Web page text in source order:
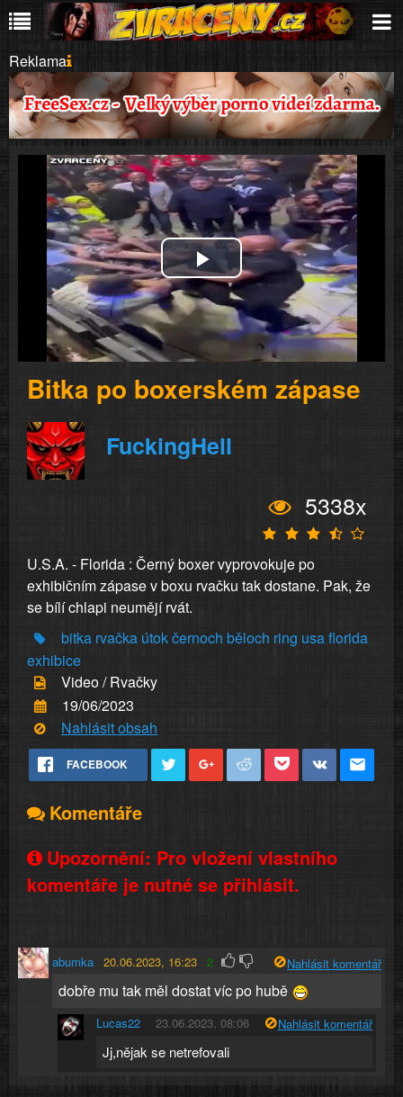
Reklama
Play
Video
Bitka po boxerském zápase
FuckingHell
5338x
U.S.A. - Florida : Černý boxer vyprovokuje po
exhibičním zápase v boxu rvačku tak dostane. Pak, že
se bílí chlapi neumějí rvát.
bitka rvačka útokčernoch běloch ring usaflorida
exhibice
Video / Rvačky
19/06/2023
Nahlásit obsah
FACEBOOK
Komentáře
Upozornění: Pro vložení vlastního
komentáře je nutné se přihlásit.
abumka 20.06.2023, 16:23 2 Nahlásit komentář
dobře mu tak měl dostat víc po hubě
Lucas22 23.06.2023, 08:06 Nahlásit komentář
Jj,nějak se netrefovali